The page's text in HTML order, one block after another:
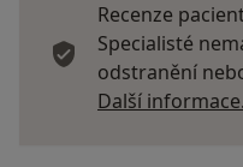
Recenze
Specialisté
odstranění
Další informace.